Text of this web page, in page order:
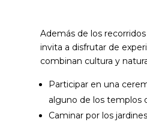
Además de los
invita a disfrutar de
combinan cultura y
Participar en una
alguno de los templos
Caminar por los